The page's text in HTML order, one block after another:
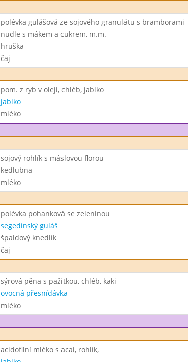
polévka gulášová ze sojového granulátu s bramborami
nudle s mákem a cukrem, m.m.
hruška
čaj
pom. z ryb v oleji, chléb, jablko
jablko
mléko
sojový rohlík s máslovou florou
kedlubna
mléko
polévka pohanková se zeleninou
segedínský guláš
špaldový knedlík
čaj
sýrová pěna s pažitkou, chléb, kaki
ovocná přesnídávka
mléko
acidofilní mléko s acai, rohlík,